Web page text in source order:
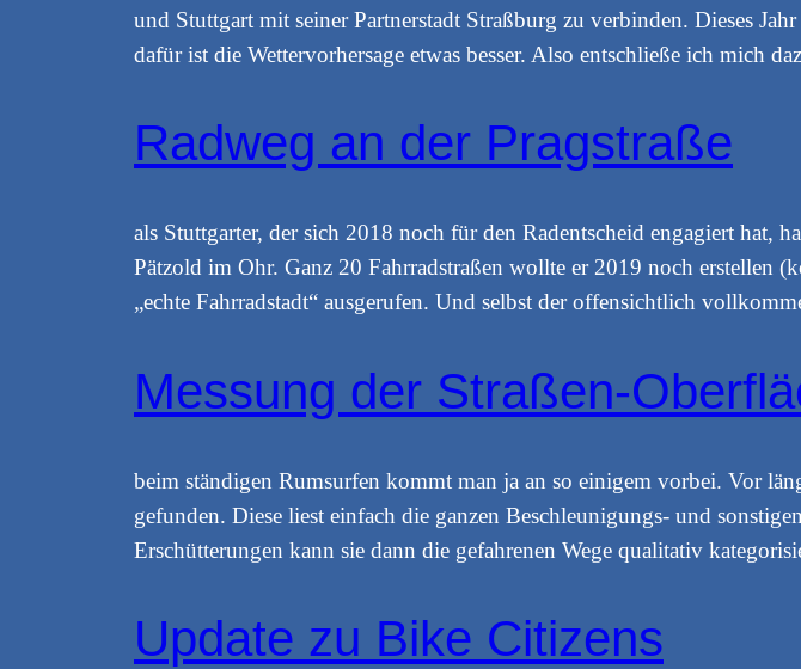
und Stuttgart mit seiner Partnerstadt Straßburg zu verbinden. Dieses
dafür ist die Wettervorhersage etwas besser. Also entschließe ich mich
Radweg an der Pragstraße
als Stuttgarter, der sich 2018 noch für den Radentscheid engagiert hat,
Pätzold im Ohr. Ganz 20 Fahrradstraßen wollte er 2019 noch erstellen
„echte Fahrradstadt“ ausgerufen. Und selbst der offensichtlich
Messung der Straßen-
beim ständigen Rumsurfen kommt man ja an so einigem vorbei. Vor
gefunden. Diese liest einfach die ganzen Beschleunigungs- und
Erschütterungen kann sie dann die gefahrenen Wege qualitativ
Update zu Bike Citizens